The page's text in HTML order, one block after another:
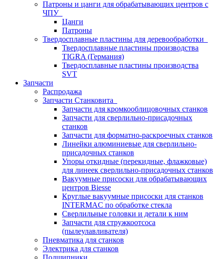
Патроны и цанги для обрабатывающих центров с
ЧПУ
Цанги
Патроны
Твердосплавные пластины для деревообработки
Твердосплавные пластины производства
TIGRA (Германия)
Твердосплавные пластины производства
SVT
Запчасти
Распродажа
Запчасти Станковита
Запчасти для кромкооблицовочных станков
Запчасти для сверлильно-присадочных
станков
Запчасти для форматно-раскроечных станков
Линейки алюминиевые для сверлильно-
присадочных станков
Упоры откидные (перекидные, флажковые)
для линеек сверлильно-присадочных станков
Вакуумные присоски для обрабатывающих
центров Biesse
Круглые вакуумные присоски для станков
INTERMAC по обработке стекла
Сверлильные головки и детали к ним
Запчасти для стружкоотсоса
(пылеулавливателя)
Пневматика для станков
Электрика для станков
Подшипники